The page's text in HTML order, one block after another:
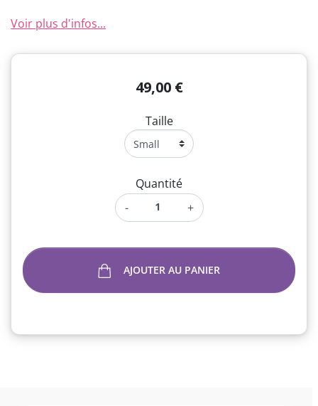
Voir plus d'infos...
49,00 €
Taille
Quantité
-
+
AJOUTER AU PANIER